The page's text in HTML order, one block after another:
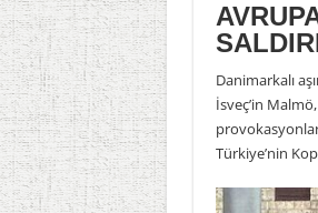
Danimarkalı
İsveç’in
Türkiye’nin